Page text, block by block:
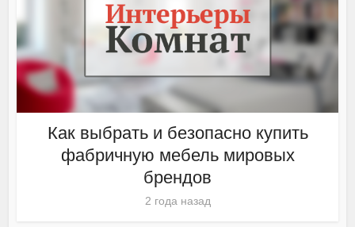
Как выбрать и безопасно купить
фабричную мебель мировых
брендов
2 года назад